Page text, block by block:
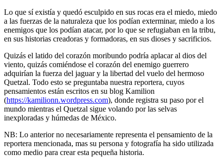
Lo que sí existía y quedó esculpido en sus rocas era el miedo, miedo
a las fuerzas de la naturaleza que los podían exterminar, miedo a los
enemigos que los podían atacar, por lo que se refugiaban en la tribu,
en sus historias creadoras y formadoras, en sus dioses y sacrificios.
Quizás el latido del corazón moribundo podría aplacar al dios del
viento, quizás comiéndose el corazón del enemigo guerrero
adquirían la fuerza del jaguar y la libertad del vuelo del hermoso
Quetzal. Todo esto se preguntaba nuestra reportera, cuyos
pensamientos están escritos en su blog Kamilion
(https://kamilionn.wordpress.com), donde registra su paso por el
mundo mientras el Quetzal sigue volando por las selvas
inexploradas y húmedas de México.
NB: Lo anterior no necesariamente representa el pensamiento de la
reportera mencionada, mas su persona y fotografía ha sido utilizada
como medio para crear esta pequeña historia.